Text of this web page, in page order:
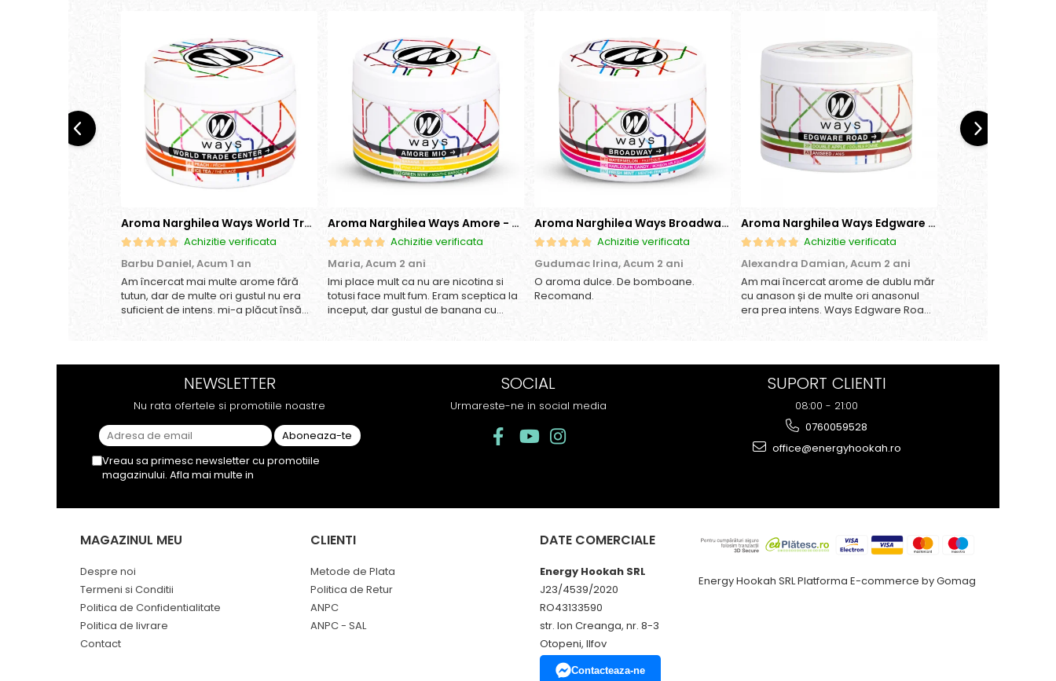
Aroma Narghilea Ways World Trade Center - Piersica cu Ice Tea, 200gr
Achizitie verificata
Barbu Daniel,Acum 1 an
Am încercat mai multe arome fără
tutun, dar de multe ori gustul nu era
suficient de intens. mi-a plăcut însă
este la fel de sati...
Aroma Narghilea Ways Amore - Banana, Ananas si Menta, 200gr
Achizitie verificata
Maria,Acum 2 ani
Imi place mult ca nu are nicotina si
totusi face mult fum. Eram sceptica la
inceput, dar gustul de banana cu
tutun sau tigara.
Aroma Narghilea Ways Broadway - Pepene Rosu, Bomboane, Menta, 200g
Achizitie verificata
Gudumac Irina,Acum 2 ani
O aroma dulce. De bomboane.
Recomand.
Aroma Narghilea Ways Edgware Road - Dublu Mar cu anison, 200gr
Achizitie verificata
Alexandra Damian,Acum 2 ani
Am mai încercat arome de dublu măr
cu anason și de multe ori anasonul
era prea intens. Ways Edgware Road
fără să fie copleșitor. Reco...
NEWSLETTER
Nu rata ofertele si promotiile noastre
Vreau sa primesc newsletter cu promotiile
magazinului. Afla mai multe in
SOCIAL
Urmareste-ne in social media
SUPORT CLIENTI
08:00 - 21:00
0760059528
office@energyhookah.ro
MAGAZINUL MEU
Despre noi
Termeni si Conditii
Politica de Confidentialitate
Politica de livrare
Contact
CLIENTI
Metode de Plata
Politica de Retur
ANPC
ANPC - SAL
DATE COMERCIALE
Energy Hookah SRL
J23/4539/2020
RO43133590
str. Ion Creanga, nr. 8-3
Otopeni, Ilfov
Contacteaza-ne
Energy Hookah SRLPlatforma E-commerce by Gomag